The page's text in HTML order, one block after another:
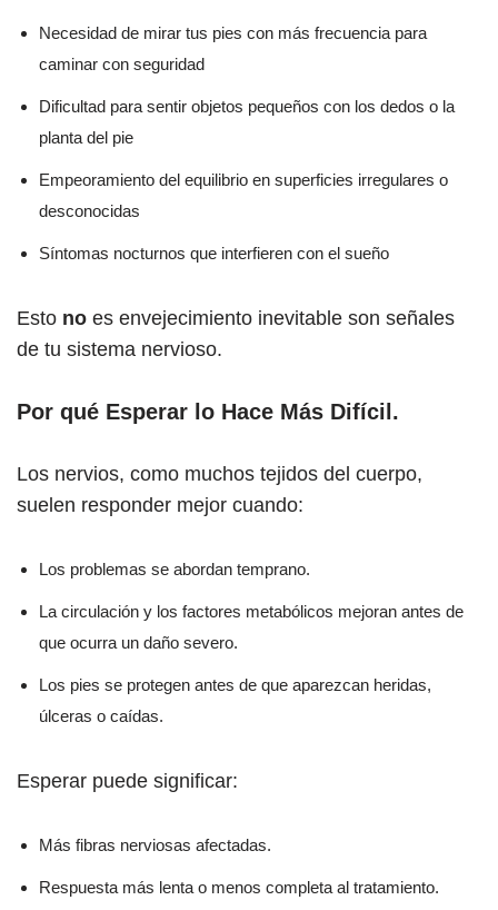
Necesidad de mirar tus pies con más frecuencia para
caminar con seguridad
Dificultad para sentir objetos pequeños con los dedos o la
planta del pie
Empeoramiento del equilibrio en superficies irregulares o
desconocidas
Síntomas nocturnos que interfieren con el sueño
Esto no es envejecimiento inevitable son señales
de tu sistema nervioso.
Por qué Esperar lo Hace Más Difícil .
Los nervios, como muchos tejidos del cuerpo,
suelen responder mejor cuando:
Los problemas se abordan temprano.
La circulación y los factores metabólicos mejoran antes de
que ocurra un daño severo.
Los pies se protegen antes de que aparezcan heridas,
úlceras o caídas.
Esperar puede significar:
Más fibras nerviosas afectadas.
Respuesta más lenta o menos completa al tratamiento.